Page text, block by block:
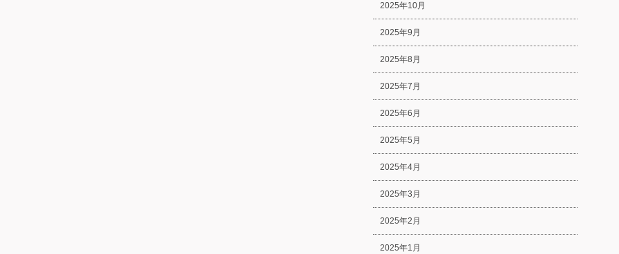
2025年10月
2025年9月
2025年8月
2025年7月
2025年6月
2025年5月
2025年4月
2025年3月
2025年2月
2025年1月